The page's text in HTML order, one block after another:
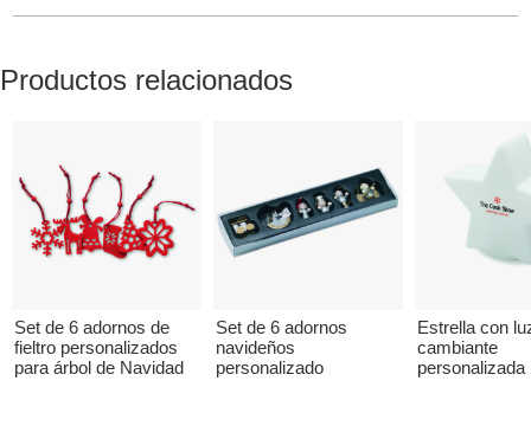
Productos relacionados
Set de 6 adornos de
fieltro personalizados
para árbol de Navidad
Set de 6 adornos
navideños
personalizado
Estrella con
cambiante
personalizada